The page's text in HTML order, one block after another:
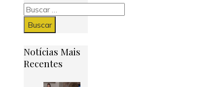
Buscar:
Notícias Mais
Recentes